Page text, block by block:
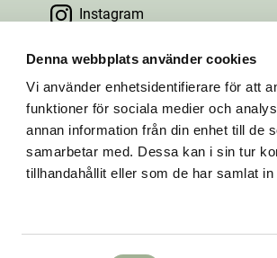
Denna webbplats använder cookies
Vi använder enhetsidentifierare för att
funktioner för sociala medier och
annan information från din enhet till de
samarbetar med. Dessa kan i sin tur
tillhandahållit eller som de har samlat
Instagram
Facebook
YouTube
som ägs och